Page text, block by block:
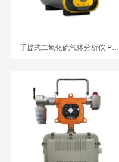
手提式二氧化硫气体分析仪 PTM600-SO2